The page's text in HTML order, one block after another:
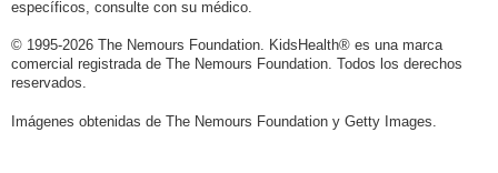
específicos, consulte con su médico.
© 1995-2026 The Nemours Foundation. KidsHealth® es una marca
comercial registrada de The Nemours Foundation. Todos los derechos
reservados.
Imágenes obtenidas de The Nemours Foundation y Getty Images.